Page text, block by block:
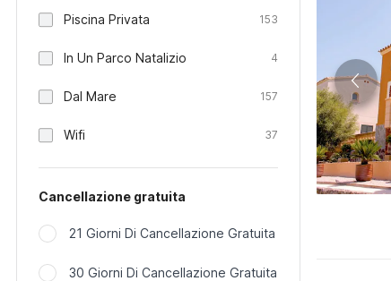
Piscina Privata 153
In Un Parco Natalizio 4
Dal Mare 157
Wifi 37
Cancellazione gratuita
21 Giorni Di Cancellazione Gratuita
30 Giorni Di Cancellazione Gratuita